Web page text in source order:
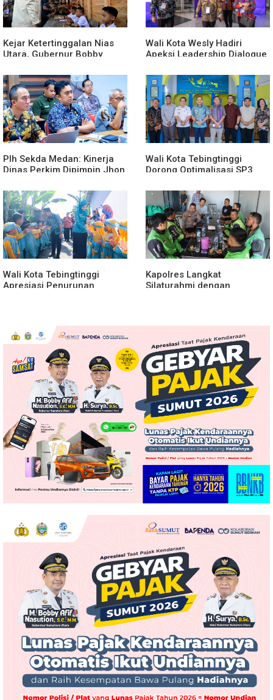
Kejar Ketertinggalan Nias
Utara, Gubernur Bobby
Gedung SMPN 4 Sitoli Ori
Wali Kota Wesly Hadiri
Apeksi Leadership Dialogue
Transformasi Digital
Plh Sekda Medan: Kinerja
Dinas Perkim Dipimpin Jhon
Kelurahan
Wali Kota Tebingtinggi
Dorong Optimalisasi SP3
Wali Kota Tebingtinggi
Apresiasi Penurunan
Kapolres Langkat
Silaturahmi dengan